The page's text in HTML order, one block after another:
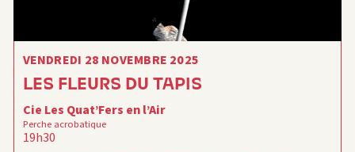
VENDREDI 28 NOVEMBRE 2025
LES FLEURS DU TAPIS
Cie Les Quat’Fers en l’Air
Perche acrobatique
19h30